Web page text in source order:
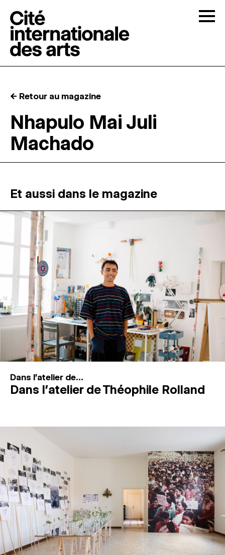
RÉSIDENCES ↓
MAGAZINE
ESPACES DE PRATIQUE ARTISTIQUE
Recherche
Connexion
↓
← Retour au magazine
Nhapulo Mai Juli
Machado
Et aussi dans le magazine
Dans l'atelier de...
Dans l’atelier de Théophile Rolland